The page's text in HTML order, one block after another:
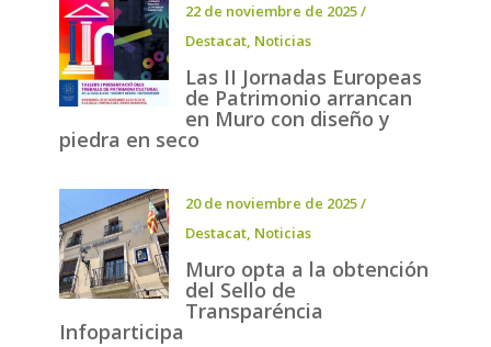
22 de noviembre de 2025/
Destacat, Noticias
Las II Jornadas Europeas
de Patrimonio arrancan
en Muro con diseño y
piedra en seco
20 de noviembre de 2025/
Destacat, Noticias
Muro opta a la obtención
del Sello de
Transparéncia
Infoparticipa